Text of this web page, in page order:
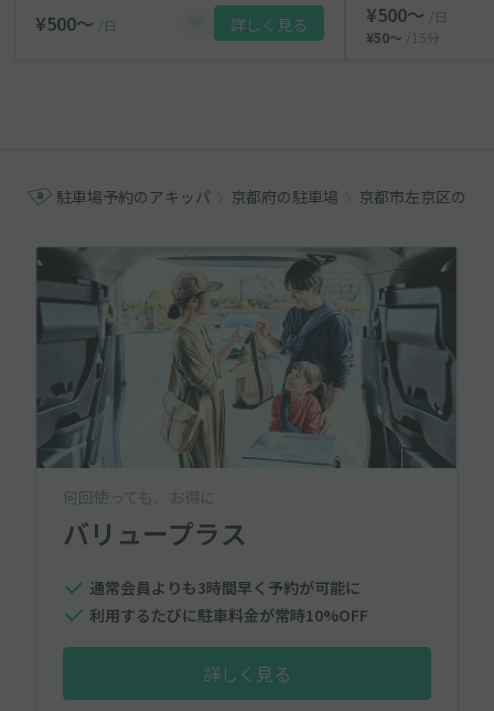
¥500〜 /日 詳しく見る ¥500〜
/日
¥50〜
/15分
駐車場予約のアキッパ 京都府の駐車場 京都市左京区の駐
何回使っても、お得に
バリュープラス
通常会員よりも3時間早く予約が可能に
利用するたびに駐車料金が常時10%OFF
詳しく見る